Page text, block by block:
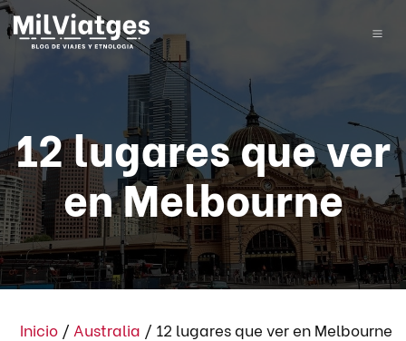
12 lugares que ver
en Melbourne
Inicio / Australia / 12 lugares que ver en Melbourne